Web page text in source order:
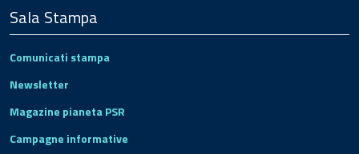
Sala Stampa
Comunicati stampa
Newsletter
Magazine pianeta PSR
Campagne informative